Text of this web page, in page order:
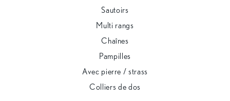
Sautoirs
Multi rangs
Chaînes
Pampilles
Avec pierre / strass
Colliers de dos